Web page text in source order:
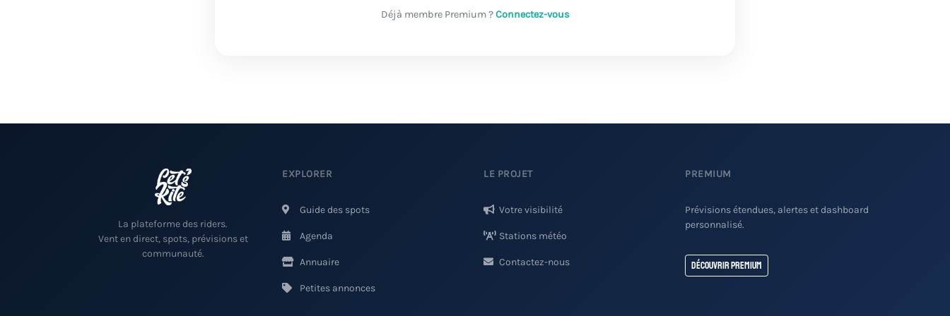
Déjà membre Premium ?Connectez-vous
La plateforme des riders.
Vent en direct, spots, prévisions et
communauté.
EXPLORER
Guide des spots
Agenda
Annuaire
Petites annonces
LE PROJET
Votre visibilité
Stations météo
Contactez-nous
PREMIUM
Prévisions étendues, alertes et dashboard
personnalisé.
Découvrir Premium